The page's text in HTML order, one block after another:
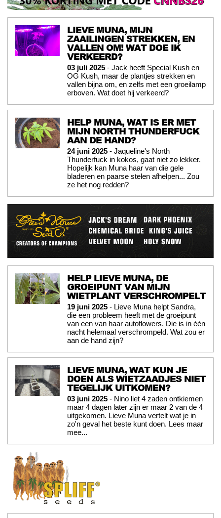
LIEVE MUNA, MIJN
ZAAILINGEN STREKKEN, EN
VALLEN OM! WAT DOE IK
VERKEERD?
03 juli 2025 - Jack heeft Special Kush en
OG Kush, maar de plantjes strekken en
vallen bijna om, en zelfs met een groeilamp
erboven. Wat doet hij verkeerd?
HELP MUNA, WAT IS ER MET
MIJN NORTH THUNDERFUCK
AAN DE HAND?
24 juni 2025 - Jaqueline's North
Thunderfuck in kokos, gaat niet zo lekker.
Hopelijk kan Muna haar van die gele
bladeren en paarse stelen afhelpen... Zou
ze het nog redden?
HELP LIEVE MUNA, DE
GROEIPUNT VAN MIJN
WIETPLANT VERSCHROMPELT
19 juni 2025 - Lieve Muna helpt Sandra,
die een probleem heeft met de groeipunt
van een van haar autoflowers. Die is in één
nacht helemaal verschrompeld. Wat zou er
aan de hand zijn?
LIEVE MUNA, WAT KUN JE
DOEN ALS WIETZAADJES NIET
TEGELIJK UITKOMEN?
03 juni 2025 - Nino liet 4 zaden ontkiemen
maar 4 dagen later zijn er maar 2 van de 4
uitgekomen. Lieve Muna vertelt wat je in
zo'n geval het beste kunt doen. Lees maar
mee...